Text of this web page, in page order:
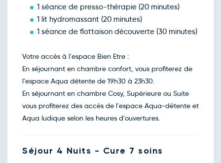
1 séance de presso-thérapie (20 minutes)
1 lit hydromassant (20 minutes)
1 séance de flottaison découverte (30 minutes)
Votre accès à l'espace Bien Etre :
En séjournant en chambre confort, vous profiterez de
l'espace Aqua détente de 19h30 à 23h30.
En séjournant en chambre Cosy, Supérieure ou Suite
vous profiterez des accès de l'espace Aqua-détente et
Aqua ludique selon les heures d'ouvertures.
Séjour 4 Nuits - Cure 7 soins